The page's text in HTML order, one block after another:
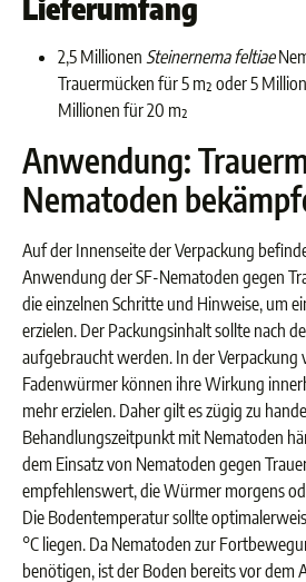
Lieferumfang
2,5 Millionen Steinernema feltiae
Trauermücken für 5 m² oder 5
Millionen für 20 m²
Anwendung:
Nematoden
Auf der Innenseite der Verpackung
Anwendung der SF-Nematoden gegen
die einzelnen Schritte und Hinweise, um
erzielen. Der Packungsinhalt sollte nach
aufgebraucht werden. In der Verpackung
Fadenwürmer können ihre Wirkung
mehr erzielen. Daher gilt es zügig zu
Behandlungszeitpunkt mit Nematoden
dem Einsatz von Nematoden gegen
empfehlenswert, die Würmer morgens
Die Bodentemperatur sollte
°C liegen. Da Nematoden zur
benötigen, ist der Boden bereits vor dem